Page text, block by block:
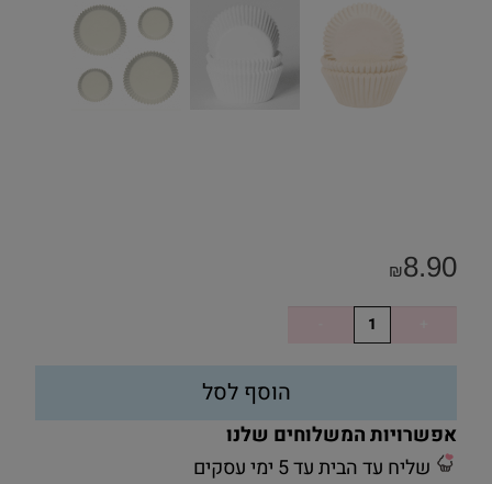
₪8.90
הוסף לסל
אפשרויות המשלוחים שלנו
שליח עד הבית עד 5 ימי עסקים